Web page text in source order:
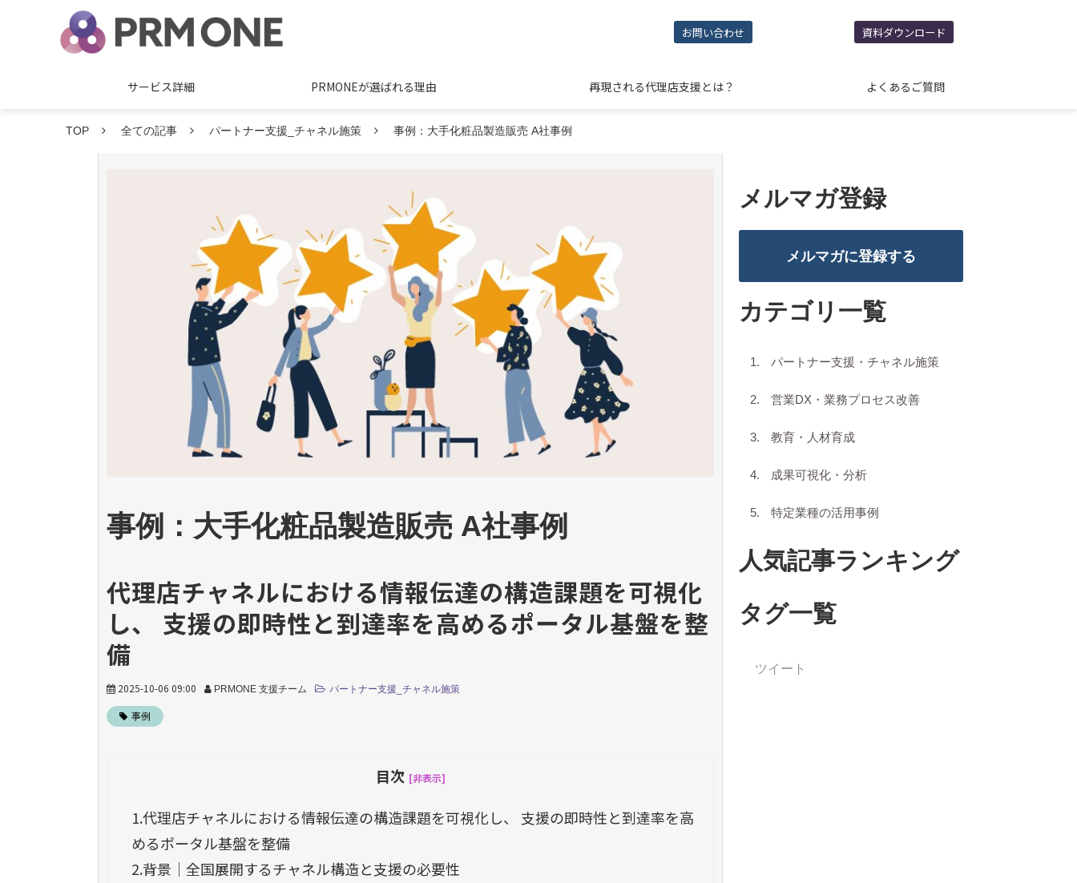
お問い合わせ 資料ダウンロード
サービス詳細 PRMONEが選ばれる理由 再現される代理店支援とは？ よくあるご質問
TOP 全ての記事 パートナー支援_チャネル施策 事例：大手化粧品製造販売 A社事例
事例：大手化粧品製造販売 A社事例
代理店チャネルにおける情報伝達の構造課題を可視化
し、 支援の即時性と到達率を高めるポータル基盤を整
備
2025-10-06 09:00 PRMONE 支援チーム パートナー支援_チャネル施策
事例
目次 [非表示]
1.代理店チャネルにおける情報伝達の構造課題を可視化し、 支援の即時性と到達率を高
めるポータル基盤を整備
2.背景｜全国展開するチャネル構造と支援の必要性
メルマガ登録
メルマガに登録する
カテゴリ一覧
パートナー支援・チャネル施策
営業DX・業務プロセス改善
教育・人材育成
成果可視化・分析
特定業種の活用事例
人気記事ランキング
タグ一覧
ツイート